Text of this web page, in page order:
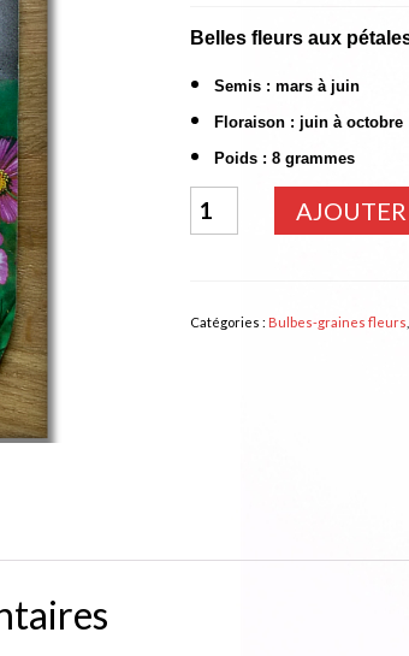
Belles fleurs aux
Semis : mars à juin
Floraison : juin à octobre
Poids : 8 grammes
quantité
de
Picotée
Catégories : Bulbes-graines fleurs